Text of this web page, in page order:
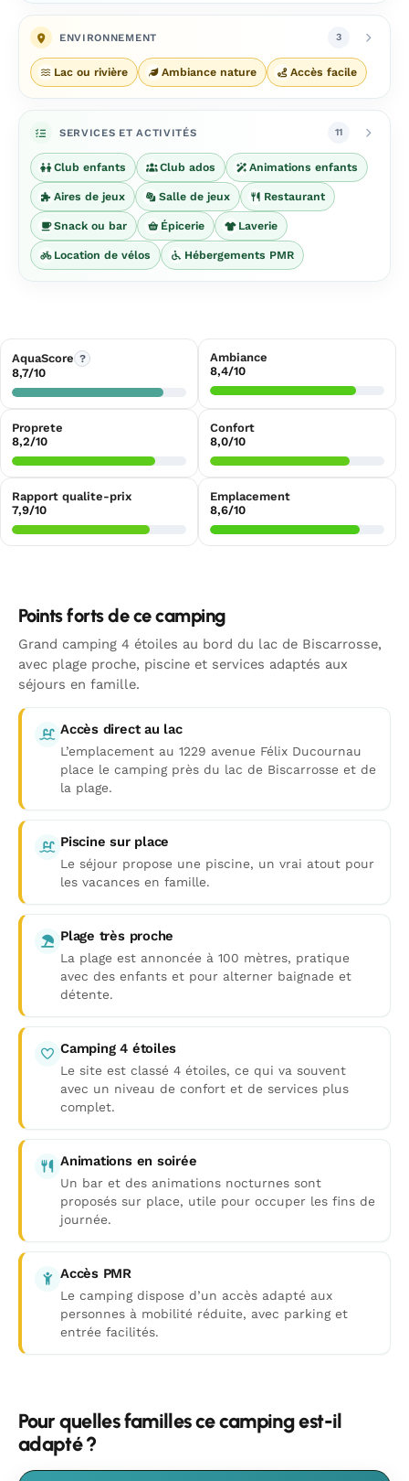
ENVIRONNEMENT 3
Lac ou rivière Ambiance nature Accès facile
SERVICES ET ACTIVITÉS 11
Club enfants Club ados Animations enfants
Aires de jeux Salle de jeux Restaurant
Snack ou bar Épicerie Laverie
Location de vélos Hébergements PMR
AquaScore ?
8,7/10
Ambiance
8,4/10
Proprete
8,2/10
Confort
8,0/10
Rapport qualite-prix
7,9/10
Emplacement
8,6/10
Points forts de ce camping
Grand camping 4 étoiles au bord du lac de Biscarrosse,
avec plage proche, piscine et services adaptés aux
séjours en famille.
Accès direct au lac
L’emplacement au 1229 avenue Félix Ducournau
place le camping près du lac de Biscarrosse et de
la plage.
Piscine sur place
Le séjour propose une piscine, un vrai atout pour
les vacances en famille.
Plage très proche
La plage est annoncée à 100 mètres, pratique
avec des enfants et pour alterner baignade et
détente.
Camping 4 étoiles
Le site est classé 4 étoiles, ce qui va souvent
avec un niveau de confort et de services plus
complet.
Animations en soirée
Un bar et des animations nocturnes sont
proposés sur place, utile pour occuper les fins de
journée.
Accès PMR
Le camping dispose d’un accès adapté aux
personnes à mobilité réduite, avec parking et
entrée facilités.
Pour quelles familles ce camping est-il
adapté ?